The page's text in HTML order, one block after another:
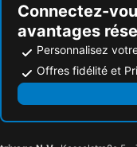
Connectez-
avantages
Personnalisez
Offres fidélité et